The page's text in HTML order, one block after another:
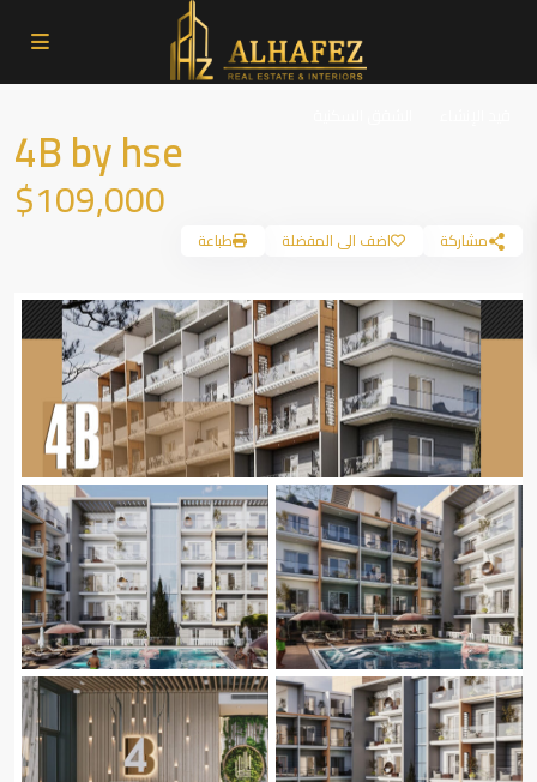
4B by hse
$109,000
مشاركة اضف الى المفضلة طباعة